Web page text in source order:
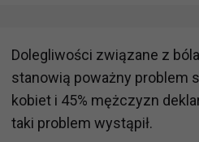
Dolegliwości związane z
stanowią poważny problem
kobiet i 45% mężczyzn
taki problem wystąpił.